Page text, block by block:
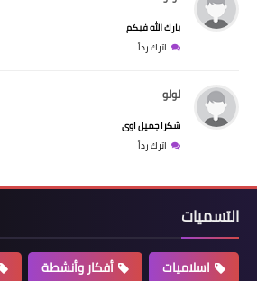
بارك الله فيكم
اترك رداً
لولو
شكرا جميل اوى
اترك رداً
التسميات
اسلاميات أفكار وأنشطة